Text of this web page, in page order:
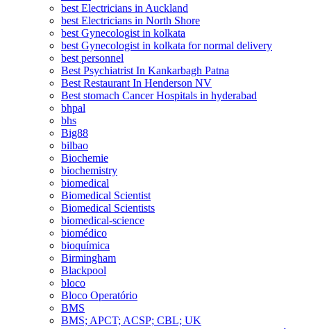
best Electricians in Auckland
best Electricians in North Shore
best Gynecologist in kolkata
best Gynecologist in kolkata for normal delivery
best personnel
Best Psychiatrist In Kankarbagh Patna
Best Restaurant In Henderson NV
Best stomach Cancer Hospitals in hyderabad
bhpal
bhs
Big88
bilbao
Biochemie
biochemistry
biomedical
Biomedical Scientist
Biomedical Scientists
biomedical-science
biomédico
bioquímica
Birmingham
Blackpool
bloco
Bloco Operatório
BMS
BMS; APCT; ACSP; CBL; UK